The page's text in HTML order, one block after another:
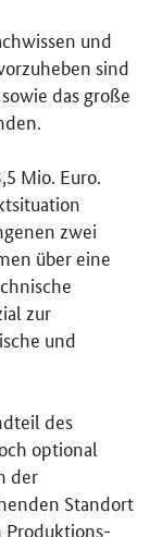
und
sind
das große
Mio. Euro.
zwei
über eine
zur
und
des
optional
der
Standort